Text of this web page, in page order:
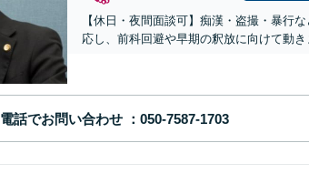
【休日・夜間面談可】痴漢・盗撮・暴行
応し、前科回避や早期の釈放に向けて動
電話でお問い合わせ